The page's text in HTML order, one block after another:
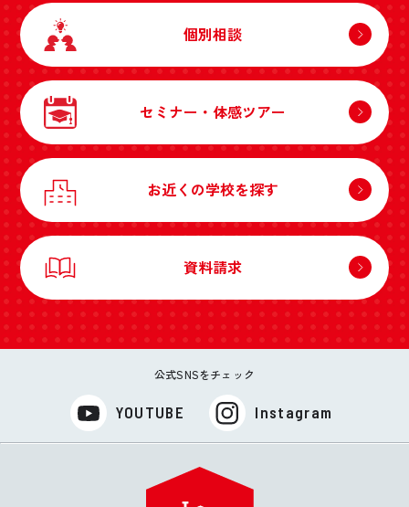
個別相談
セミナー・体感ツアー
お近くの学校を探す
資料請求
公式SNSをチェック
YOUTUBE Instagram